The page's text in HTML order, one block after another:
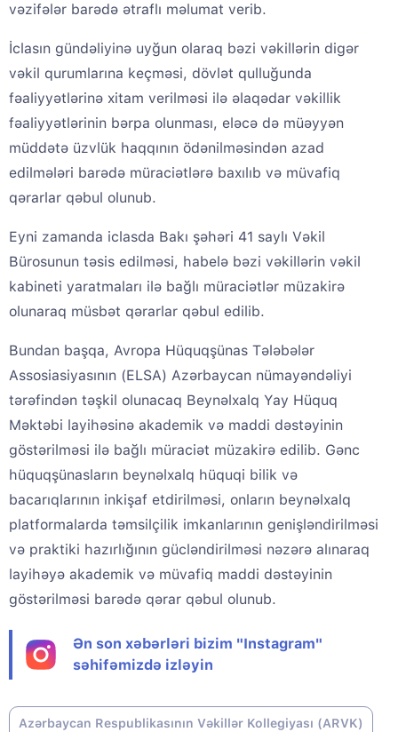
vəzifələr barədə ətraflı məlumat verib.
İclasın gündəliyinə uyğun olaraq bəzi vəkillərin digər
vəkil qurumlarına keçməsi, dövlət qulluğunda
fəaliyyətlərinə xitam verilməsi ilə əlaqədar vəkillik
fəaliyyətlərinin bərpa olunması, eləcə də müəyyən
müddətə üzvlük haqqının ödənilməsindən azad
edilmələri barədə müraciətlərə baxılıb və müvafiq
qərarlar qəbul olunub.
Eyni zamanda iclasda Bakı şəhəri 41 saylı Vəkil
Bürosunun təsis edilməsi, habelə bəzi vəkillərin vəkil
kabineti yaratmaları ilə bağlı müraciətlər müzakirə
olunaraq müsbət qərarlar qəbul edilib.
Bundan başqa, Avropa Hüquqşünas Tələbələr
Assosiasiyasının (ELSA) Azərbaycan nümayəndəliyi
tərəfindən təşkil olunacaq Beynəlxalq Yay Hüquq
Məktəbi layihəsinə akademik və maddi dəstəyinin
göstərilməsi ilə bağlı müraciət müzakirə edilib. Gənc
hüquqşünasların beynəlxalq hüquqi bilik və
bacarıqlarının inkişaf etdirilməsi, onların beynəlxalq
platformalarda təmsilçilik imkanlarının genişləndirilməsi
və praktiki hazırlığının gücləndirilməsi nəzərə alınaraq
layihəyə akademik və müvafiq maddi dəstəyinin
göstərilməsi barədə qərar qəbul olunub.
Ən son xəbərləri bizim "Instagram"
səhifəmizdə izləyin
Azərbaycan Respublikasının Vəkillər Kollegiyası (ARVK)